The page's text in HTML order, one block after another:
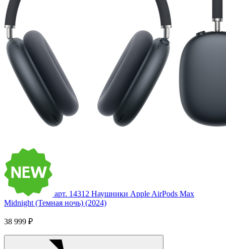
арт. 14312 Наушники Apple AirPods Max
Midnight (Темная ночь) (2024)
38 999 ₽